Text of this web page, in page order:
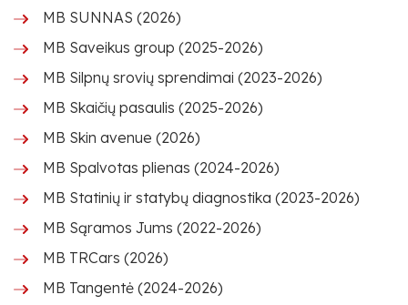
MB SUNNAS (2026)
MB Saveikus group (2025-2026)
MB Silpnų srovių sprendimai (2023-2026)
MB Skaičių pasaulis (2025-2026)
MB Skin avenue (2026)
MB Spalvotas plienas (2024-2026)
MB Statinių ir statybų diagnostika (2023-2026)
MB Sąramos Jums (2022-2026)
MB TRCars (2026)
MB Tangentė (2024-2026)